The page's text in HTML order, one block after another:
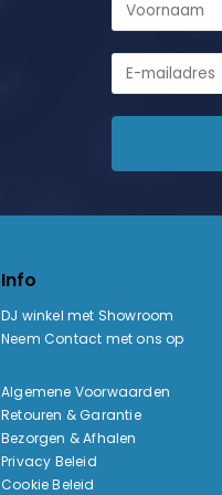
Info
DJ winkel met Showroom
Neem Contact met ons op
Algemene Voorwaarden
Retouren & Garantie
Bezorgen & Afhalen
Privacy Beleid
Cookie Beleid